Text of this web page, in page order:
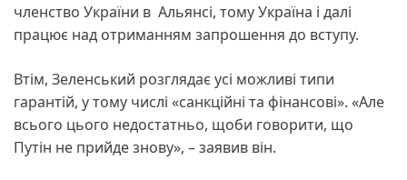
членство України в Альянсі, тому Україна і далі
працює над отриманням запрошення до вступу.
Втім, Зеленський розглядає усі можливі типи
гарантій, у тому числі «санкційні та фінансові». «Але
всього цього недостатньо, щоби говорити, що
Путін не прийде знову», – заявив він.